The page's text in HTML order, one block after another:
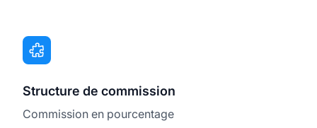
Structure de commission
Commission en pourcentage